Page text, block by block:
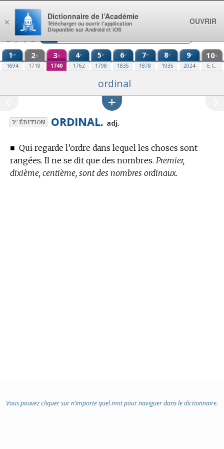
Aller au contenu
1re
1694
2e
1718
3e
1740
4e
1762
5e
1798
6e
1835
7e
1878
8e
1935
9e
2024
10e
E.C.
ordinal
3eÉDITION ORDINAL. adj.
■ Qui regarde l’ordre dans lequel les choses sont
rangées. Il ne se dit que des nombres. Premier,
dixième, centième, sont des nombres ordinaux.
Vous pouvez cliquer sur n’importe quel mot pour naviguer dans le dictionnaire.
×
Dictionnaire de l’Académie
Télécharger ou ouvrir l’application
Disponible sur Android et iOS
OUVRIR